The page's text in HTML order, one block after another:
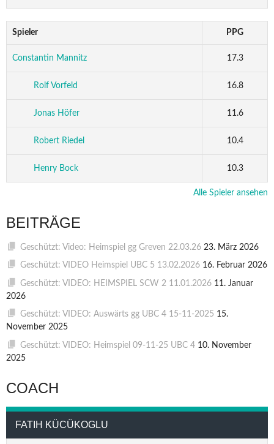
Spieler PPG
Constantin Mannitz 17.3
Rolf Vorfeld 16.8
Jonas Höfer 11.6
Robert Riedel 10.4
Henry Bock 10.3
Alle Spieler ansehen
BEITRÄGE
Geschützt: Video: Heimspiel gg Greven 22.03.26 23. März 2026
Geschützt: VIDEO Heimspiel UBC 5 13.02.2026 16. Februar 2026
Geschützt: VIDEO: HEIMSPIEL SCW 2 11.01.2026 11. Januar
2026
Geschützt: VIDEO: Auswärts gg UBC 4 15-11-2025 15.
November 2025
Geschützt: VIDEO: Heimspiel 09-11-25 UBC 4 10. November
2025
COACH
FATIH KÜCÜKOGLU